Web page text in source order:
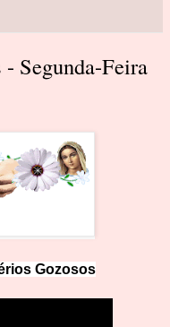
Segunda-Feira
Gozosos